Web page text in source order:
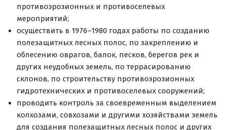
противоэрозионных и противоселевых
мероприятий;
осуществить в 1976–1980 годах работы по созданию
полезащитных лесных полос, по закреплению и
облесению оврагов, балок, песков, берегов рек и
других неудобных земель, по террасированию
склонов, по строительству противоэрозионных
гидротехнических и противоселевых сооружений;
проводить контроль за своевременным выделением
колхозами, совхозами и другими хозяйствами земель
для создания полезащитных лесных полос и других